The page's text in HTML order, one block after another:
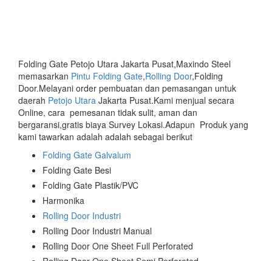
Folding Gate Petojo Utara Jakarta Pusat,Maxindo Steel
memasarkan Pintu Folding Gate,Rolling Door,Folding
Door.Melayani order pembuatan dan pemasangan untuk
daerah Petojo Utara Jakarta Pusat.Kami menjual secara
Online, cara pemesanan tidak sulit, aman dan
bergaransi,gratis biaya Survey Lokasi.Adapun Produk yang
kami tawarkan adalah adalah sebagai berikut
Folding Gate Galvalum
Folding Gate Besi
Folding Gate Plastik/PVC
Harmonika
Rolling Door Industri
Rolling Door Industri Manual
Rolling Door One Sheet Full Perforated